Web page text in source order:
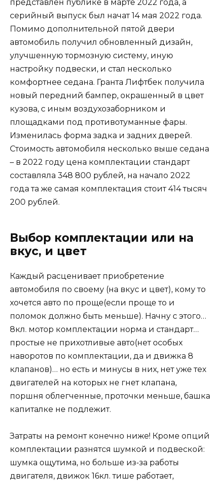
представлен публике в марте 2022 года, а
серийный выпуск был начат 14 мая 2022 года.
Помимо дополнительной пятой двери
автомобиль получил обновленный дизайн,
улучшенную тормозную систему, иную
настройку подвески, и стал несколько
комфортнее седана. Гранта Лифтбек получила
новый передний бампер, окрашенный в цвет
кузова, с иным воздухозаборником и
площадками под противотуманные фары.
Изменилась форма задка и задних дверей.
Стоимость автомобиля несколько выше седана
– в 2022 году цена комплектации стандарт
составляла 348 800 рублей, на начало 2022
года та же самая комплектация стоит 414 тысяч
200 рублей.
Выбор комплектации или на
вкус, и цвет
Каждый расценивает приобретение
автомобиля по своему (на вкус и цвет), кому то
хочется авто по проще(если проще то и
поломок должно быть меньше). Начну с этого…
8кл. мотор комплектации норма и стандарт…
простые не прихотливые авто(нет особых
наворотов по комплектации, да и движка 8
клапанов)… но есть и минусы в них, нет уже тех
двигателей на которых не гнет клапана,
поршня облегченные, проточки меньше, башка
капиталке не подлежит.
Затраты на ремонт конечно ниже! Кроме опций
комплектации разнятся шумкой и подвеской:
шумка ощутима, но больше из-за работы
двигателя, движок 16кл. тише работает,